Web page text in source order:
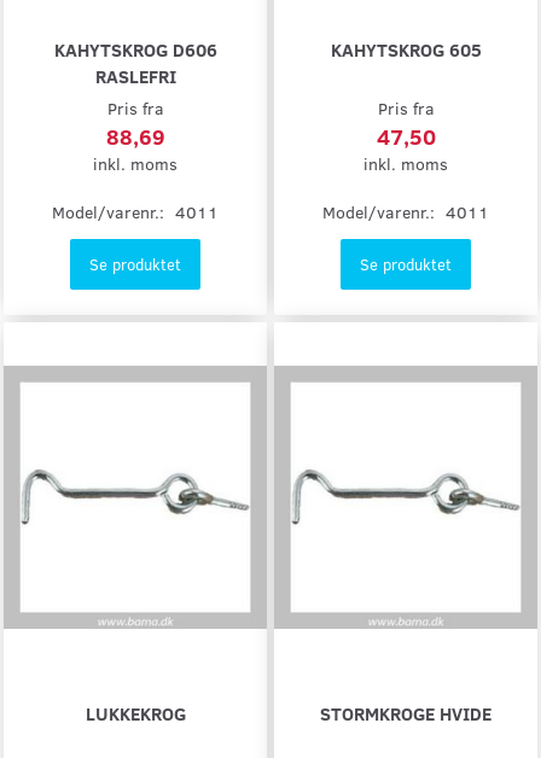
KAHYTSKROG D606
RASLEFRI
Pris fra
88,69
inkl. moms
Model/varenr.: 4011
Se produktet
KAHYTSKROG 605
Pris fra
47,50
inkl. moms
Model/varenr.: 4011
Se produktet
LUKKEKROG STORMKROGE HVIDE